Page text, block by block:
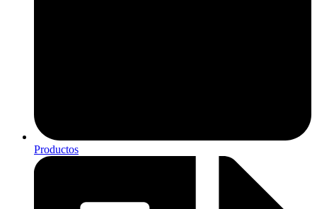
Productos